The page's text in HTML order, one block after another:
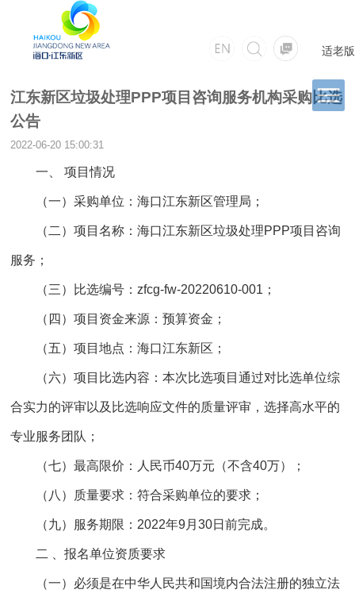
适老版
江东新区垃圾处理PPP项目咨询服务机构采购比选
公告
2022-06-20 15:00:31
一、 项目情况
（一）采购单位：海口江东新区管理局；
（二）项目名称：海口江东新区垃圾处理PPP项目咨询
服务；
（三）比选编号：zfcg-fw-20220610-001；
（四）项目资金来源：预算资金；
（五）项目地点：海口江东新区；
（六）项目比选内容：本次比选项目通过对比选单位综
合实力的评审以及比选响应文件的质量评审，选择高水平的
专业服务团队；
（七）最高限价：人民币40万元（不含40万）；
（八）质量要求：符合采购单位的要求；
（九）服务期限：2022年9月30日前完成。
二 、报名单位资质要求
（一）必须是在中华人民共和国境内合法注册的独立法